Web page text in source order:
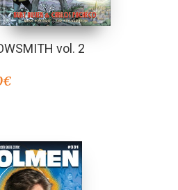
vol. 2
€